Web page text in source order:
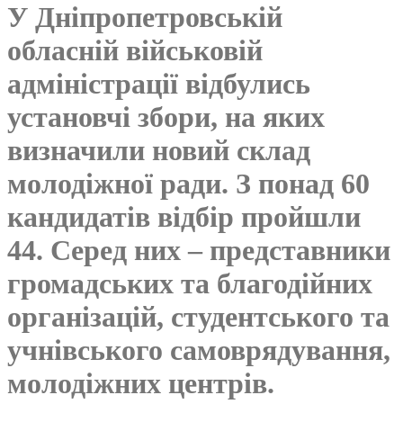
У Дніпропетровській
обласній військовій
адміністрації відбулись
установчі збори, на яких
визначили новий склад
молодіжної ради. З понад 60
кандидатів відбір пройшли
44. Серед них – представники
громадських та благодійних
організацій, студентського та
учнівського самоврядування,
молодіжних центрів.